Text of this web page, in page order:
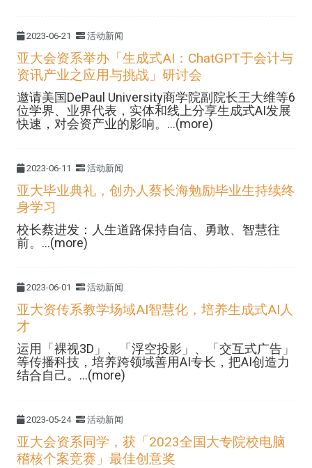
2023-06-21 活动新闻
亚大会资系举办「生成式AI：ChatGPT于会计与
资讯产业之应用与挑战」研讨会
邀请美国DePaul University商学院副院长王大维等6
位学界、业界代表，实体和线上分享生成式AI发展
快速，对会资产业的影响。...(more)
2023-06-11 活动新闻
亚大毕业典礼，创办人蔡长海勉励毕业生持续终
身学习
校长蔡进发：人生道路保持自信、勇敢、智慧往
前。...(more)
2023-06-01 活动新闻
亚大资传系教学场域AI智慧化，培养生成式AI人
才
运用「裸视3D」、「浮空投影」、「交互式广告」
等传播科技，培养跨领域善用AI专长，把AI创造力
结合自己。...(more)
2023-05-24 活动新闻
亚大会资系同学，获「2023全国大专院校电脑
稽核个案竞赛」最佳创意奖